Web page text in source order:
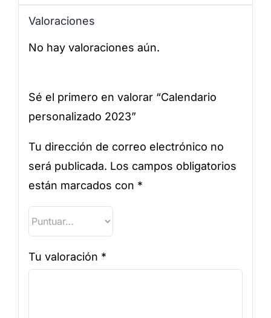
Valoraciones
No hay valoraciones aún.
Sé el primero en valorar “Calendario
personalizado 2023”
Tu dirección de correo electrónico no
será publicada. Los campos obligatorios
están marcados con *
Tu valoración *